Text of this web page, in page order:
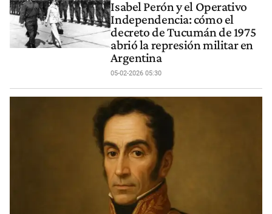
Isabel Perón y el Operativo
Independencia: cómo el
decreto de Tucumán de 1975
abrió la represión militar en
Argentina
05-02-2026 05:30